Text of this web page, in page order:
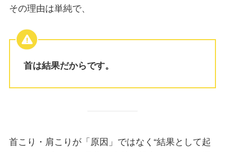
その理由は単純で、
首は結果だからです。
首こり・肩こりが「原因」ではなく“結果として起